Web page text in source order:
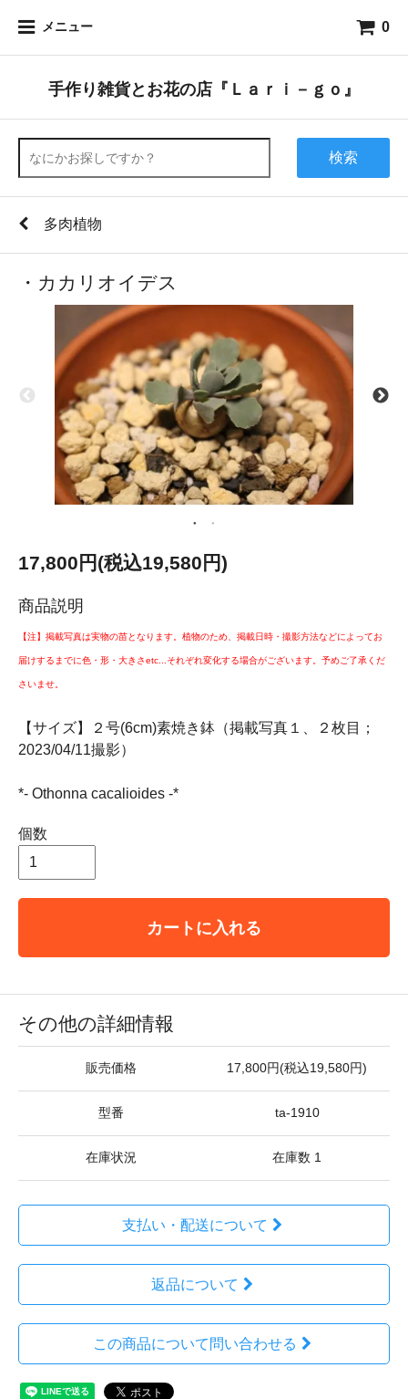
メニュー 0
手作り雑貨とお花の店『Ｌａｒｉ－ｇｏ』
検索
多肉植物
・カカリオイデス
17,800円(税込19,580円)
商品説明
【注】掲載写真は実物の苗となります。植物のため、掲載日時・撮影方法などによってお
届けするまでに色・形・大きさetc...それぞれ変化する場合がございます。予めご了承くだ
さいませ。
【サイズ】２号(6cm)素焼き鉢（掲載写真１、２枚目；
2023/04/11撮影）
*- Othonna cacalioides -*
個数
カートに入れる
その他の詳細情報
販売価格 17,800円(税込19,580円)
型番 ta-1910
在庫状況 在庫数 1
支払い・配送について
返品について
この商品について問い合わせる